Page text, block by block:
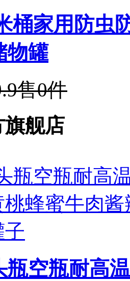
桶家用防虫
物罐
售0件
舰店
瓶空瓶耐高